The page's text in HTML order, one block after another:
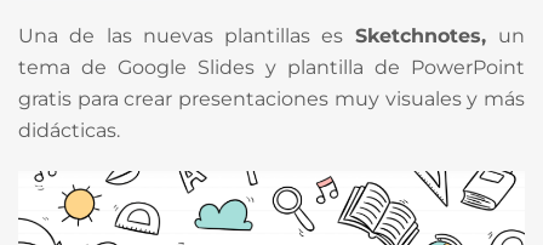
Una de las nuevas plantillas es Sketchnotes, un
tema de Google Slides y plantilla de PowerPoint
gratis para crear presentaciones muy visuales y más
didácticas.